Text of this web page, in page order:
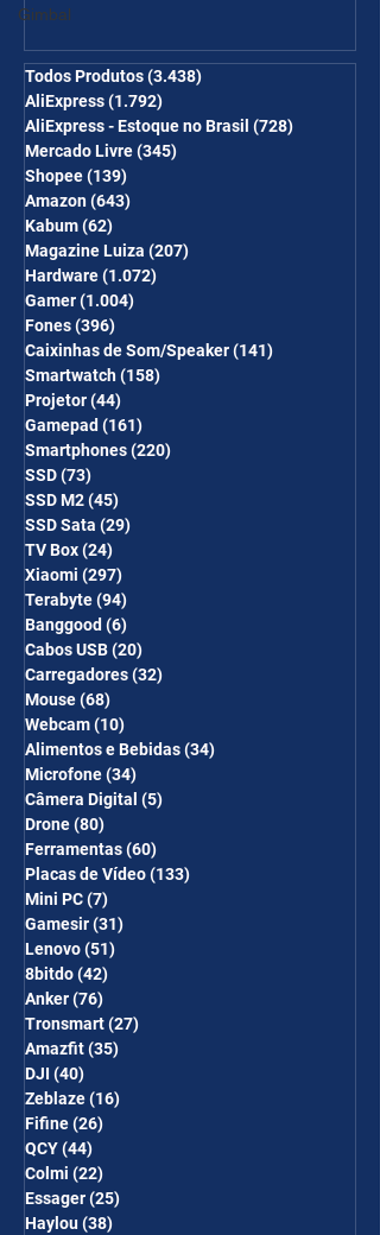
GimbalGanhe Frete Grátis(R$10 de
desc em 6 itens/R$25 de
desc em 10 itens) OS
CUPONS SÃO VÁLIDOS NO
COMBO
Todos Produtos(3.438)
AliExpress(1.792)
AliExpress - Estoque no Brasil (728)
Mercado Livre(345)
Shopee(139)
Amazon(643)
Kabum(62)
Magazine Luiza (207)
Hardware(1.072)
Gamer(1.004)
Fones(396)
Caixinhas de Som/Speaker(141)
Smartwatch(158)
Projetor(44)
Gamepad (161)
Smartphones(220)
SSD(73)
SSD M2(45)
SSD Sata (29)
TV Box(24)
Xiaomi (297)
Terabyte(94)
Banggood (6)
Cabos USB(20)
Carregadores(32)
Mouse(68)
Webcam(10)
Alimentos e Bebidas(34)
Microfone(34)
Câmera Digital (5)
Drone(80)
Ferramentas(60)
Placas de Vídeo(133)
Mini PC(7)
Gamesir(31)
Lenovo(51)
8bitdo(42)
Anker(76)
Tronsmart(27)
Amazfit(35)
DJI (40)
Zeblaze(16)
Fifine(26)
QCY(44)
Colmi (22)
Essager(25)
Haylou(38)